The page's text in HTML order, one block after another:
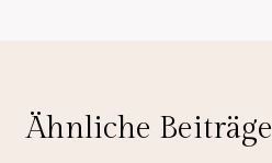
Ähnliche Beiträge